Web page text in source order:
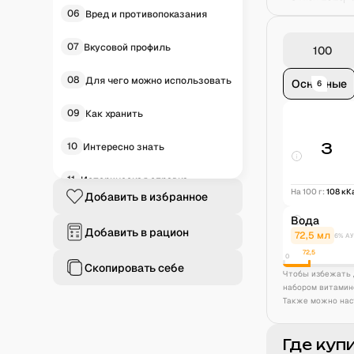
06 Вред и противопоказания
07 Вкусовой профиль
08 Для чего можно использовать
09 Как хранить
10 Интересно знать
11 Историческая справка
Добавить в избранное
Добавить в рацион
Скопировать себе
Основные
6
3
На 100 г: 108
Вода
72,5 мл 6%
0 72,5
Чтобы избежать
набором
Также можно
Где